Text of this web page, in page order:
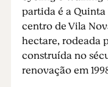
partida é a Quinta
centro de Vila
hectare, rodeada
construída no
renovação em